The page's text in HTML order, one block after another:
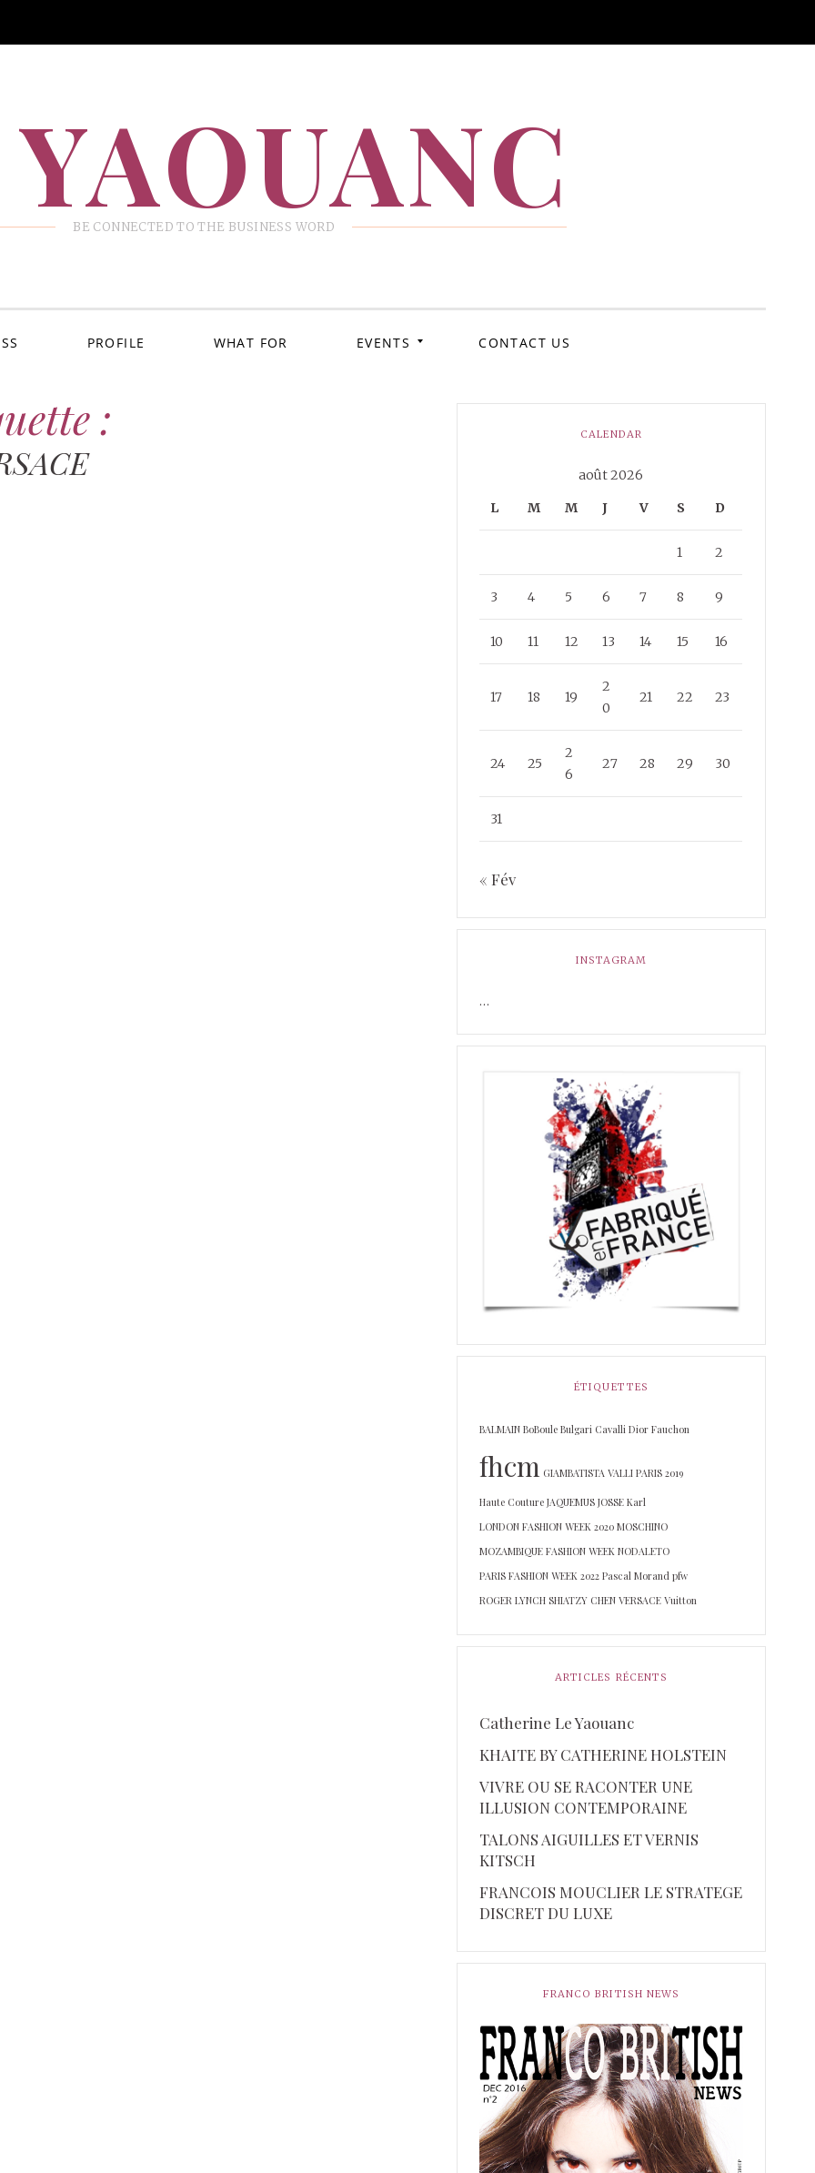
BE CONNECTED TO THE BUSINESS WORD
PROFILE WHAT FOR EVENTS CONTACT US
: CALENDAR
août 2026
L
M M J V S D
1 2
3 4 5 6 7 8 9
10 11 12 13 14 15 16
17 18 19
2
0
21 22 23
24 25
2
6
27 28 29 30
31
« Fév
INSTAGRAM
…
ÉTIQUETTES
BALMAIN BoBoule Bulgari Cavalli Dior Fauchon
fhcm GIAMBATISTA VALLI PARIS 2019
Haute Couture JAQUEMUS JOSSE Karl
LONDON FASHION WEEK 2020 MOSCHINO
MOZAMBIQUE FASHION WEEK NODALETO
PARIS FASHION WEEK 2022 Pascal Morand pfw
ROGER LYNCH SHIATZY CHEN VERSACE Vuitton
ARTICLES RÉCENTS
Catherine Le Yaouanc
KHAITE BY CATHERINE HOLSTEIN
VIVRE OU SE RACONTER UNE
ILLUSION CONTEMPORAINE
TALONS AIGUILLES ET VERNIS
KITSCH
FRANCOIS MOUCLIER LE STRATEGE
DISCRET DU LUXE
FRANCO BRITISH NEWS